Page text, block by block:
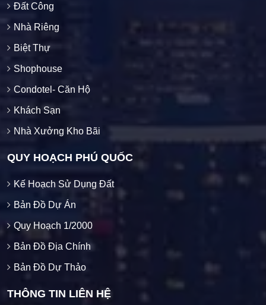
Đất Công
Nhà Riêng
Biệt Thự
Shophouse
Condotel- Căn Hộ
Khách Sạn
Nhà Xưởng Kho Bãi
QUY HOẠCH PHÚ QUỐC
Kế Hoạch Sử Dụng Đất
Bản Đồ Dự Án
Quy Hoạch 1/2000
Bản Đồ Địa Chính
Bản Đồ Dự Thảo
THÔNG TIN LIÊN HỆ